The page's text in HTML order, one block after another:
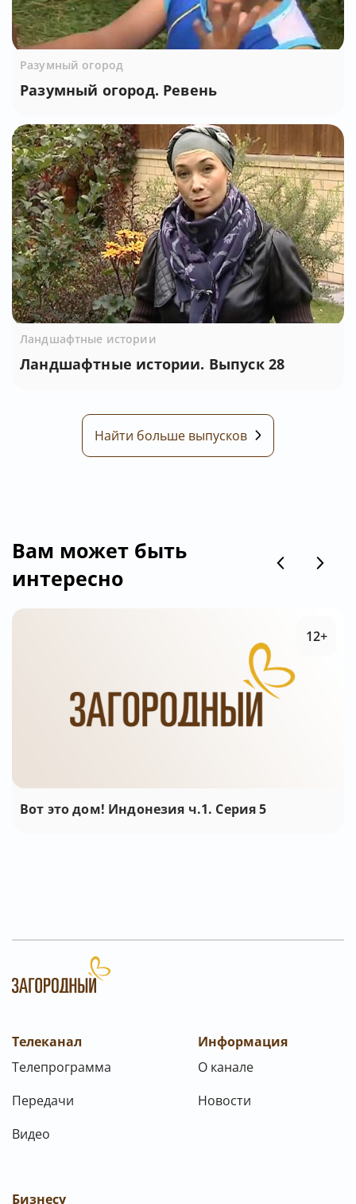
Разумный огород
Разумный огород. Ревень
Ландшафтные истории
Ландшафтные истории. Выпуск 28
Найти больше выпусков
Вам может быть
интересно
Вот это дом! Индонезия ч.1. Серия 5
12+
Телеканал
Телепрограмма
Передачи
Видео
Информация
О канале
Новости
Бизнесу